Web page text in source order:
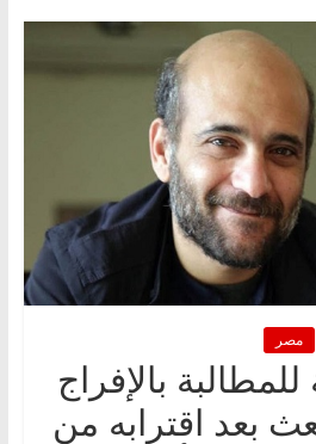
مصر
بالإفراج
بعد اقترابه من